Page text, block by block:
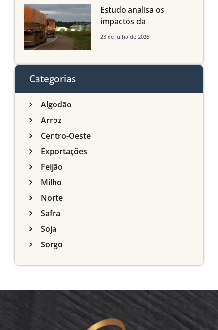
Estudo analisa os
impactos da
infraestrutura logística
do Sul
23 de julho de 2026
Categorias
Algodão
Arroz
Centro-Oeste
Exportações
Feijão
Milho
Norte
Safra
Soja
Sorgo